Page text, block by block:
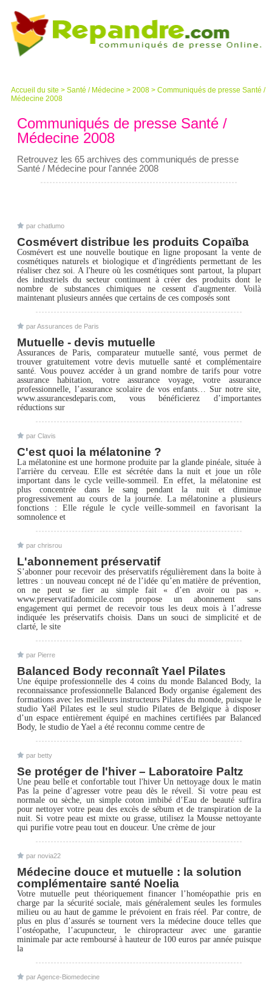
Accueil du site > Santé / Médecine > 2008 > Communiqués de presse Santé /
Médecine 2008
Communiqués de presse Santé /
Médecine 2008
Retrouvez les 65 archives des communiqués de presse
Santé / Médecine pour l'année 2008
par chatlumo
Cosmévert distribue les produits Copaïba
Cosmévert est une nouvelle boutique en ligne proposant la vente de
cosmétiques naturels et biologique et d'ingrédients permettant de les
réaliser chez soi. A l'heure où les cosmétiques sont partout, la plupart
des industriels du secteur continuent à créer des produits dont le
nombre de substances chimiques ne cessent d'augmenter. Voilà
maintenant plusieurs années que certains de ces composés sont
par Assurances de Paris
Mutuelle - devis mutuelle
Assurances de Paris, comparateur mutuelle santé, vous permet de
trouver gratuitement votre devis mutuelle santé et complémentaire
santé. Vous pouvez accéder à un grand nombre de tarifs pour votre
assurance habitation, votre assurance voyage, votre assurance
professionnelle, l’assurance scolaire de vos enfants… Sur notre site,
www.assurancesdeparis.com, vous bénéficierez d’importantes
réductions sur
par Clavis
C'est quoi la mélatonine ?
La mélatonine est une hormone produite par la glande pinéale, située à
l'arrière du cerveau. Elle est sécrétée dans la nuit et joue un rôle
important dans le cycle veille-sommeil. En effet, la mélatonine est
plus concentrée dans le sang pendant la nuit et diminue
progressivement au cours de la journée. La mélatonine a plusieurs
fonctions : Elle régule le cycle veille-sommeil en favorisant la
somnolence et
par chrisrou
L'abonnement préservatif
S’abonner pour recevoir des préservatifs régulièrement dans la boite à
lettres : un nouveau concept né de l’idée qu’en matière de prévention,
on ne peut se fier au simple fait « d’en avoir ou pas ».
www.preservatifadomicile.com propose un abonnement sans
engagement qui permet de recevoir tous les deux mois à l’adresse
indiquée les préservatifs choisis. Dans un souci de simplicité et de
clarté, le site
par Pierre
Balanced Body reconnaît Yael Pilates
Une équipe professionnelle des 4 coins du monde Balanced Body, la
reconnaissance professionnelle Balanced Body organise également des
formations avec les meilleurs instructeurs Pilates du monde, puisque le
studio Yaël Pilates est le seul studio Pilates de Belgique à disposer
d’un espace entièrement équipé en machines certifiées par Balanced
Body, le studio de Yael a été reconnu comme centre de
par betty
Se protéger de l'hiver – Laboratoire Paltz
Une peau belle et confortable tout l'hiver Un nettoyage doux le matin
Pas la peine d’agresser votre peau dès le réveil. Si votre peau est
normale ou sèche, un simple coton imbibé d’Eau de beauté suffira
pour nettoyer votre peau des excès de sébum et de transpiration de la
nuit. Si votre peau est mixte ou grasse, utilisez la Mousse nettoyante
qui purifie votre peau tout en douceur. Une crème de jour
par novia22
Médecine douce et mutuelle : la solution
complémentaire santé Noelia
Votre mutuelle peut théoriquement financer l’homéopathie pris en
charge par la sécurité sociale, mais généralement seules les formules
milieu ou au haut de gamme le prévoient en frais réel. Par contre, de
plus en plus d’assurés se tournent vers la médecine douce telles que
l’ostéopathe, l’acupuncteur, le chiropracteur avec une garantie
minimale par acte remboursé à hauteur de 100 euros par année puisque
la
par Agence-Biomedecine